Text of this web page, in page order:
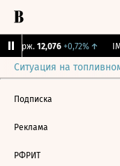
Бирж. 12,076 +0,72%↑
Ситуация на
Подписка
Реклама
РФРИТ